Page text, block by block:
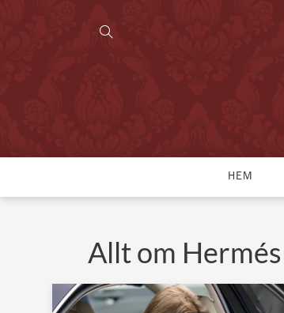
HEM
Allt om Hermés